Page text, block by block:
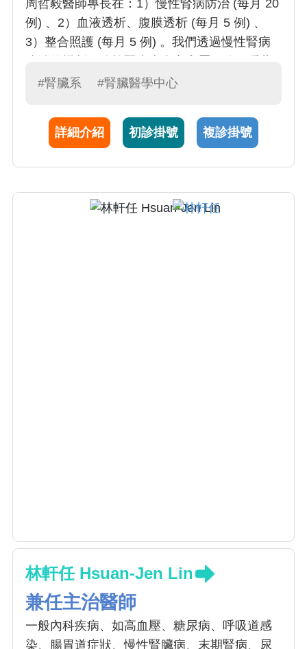
周哲毅醫師專長在：1）慢性腎病防治 (每月 20
例) 、2）血液透析、腹膜透析 (每月 5 例) 、
3）整合照護 (每月 5 例) 。我們透過慢性腎病
性之腎病能即時得到處理。一般而言，慢性腎
的病程，所以我們必須於腎病進展至末期腎病
前，就積極治療，決戰於透析之前，以減緩慢
#腎臟系 #腎臟醫學中心
詳細介紹 初診掛號 複診掛號
林軒任 Hsuan-Jen Lin
兼任主治醫師
一般內科疾病、如高血壓、糖尿病、呼吸道感
染、腸胃道症狀、慢性腎臟病、末期腎病、尿